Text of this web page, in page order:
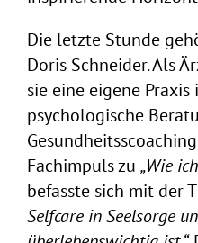
Die letzte Stunde
Doris Schneider. Als
sie eine eigene
psychologische
Fachimpuls zu „Wie
befasste sich mit der
Selfcare in Seelsorge